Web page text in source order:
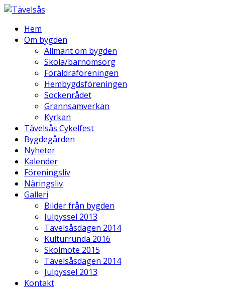
Hem
Om bygden
Allmänt om bygden
Skola/barnomsorg
Föräldraföreningen
Hembygdsföreningen
Sockenrådet
Grannsamverkan
Kyrkan
Tävelsås Cykelfest
Bygdegården
Nyheter
Kalender
Föreningsliv
Näringsliv
Galleri
Bilder från bygden
Julpyssel 2013
Tävelsåsdagen 2014
Kulturrunda 2016
Skolmöte 2015
Tävelsåsdagen 2014
Julpyssel 2013
Kontakt